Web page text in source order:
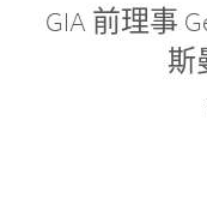
GIA 前理事
斯